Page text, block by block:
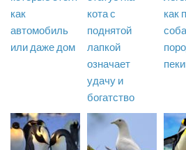
как
автомобиль
или даже дом
кота с
поднятой
лапкой
означает
удачу и
богатство
как